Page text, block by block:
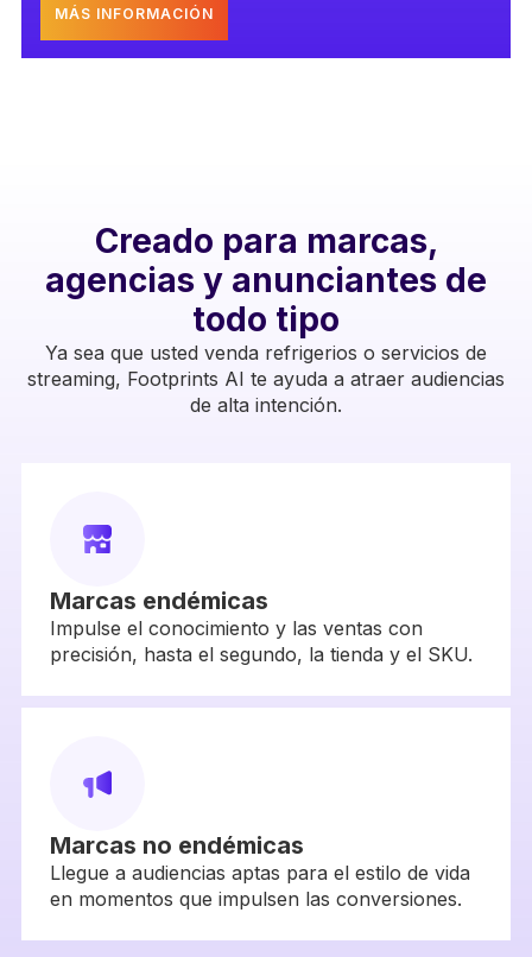
MÁS INFORMACIÓN
Creado para marcas,
agencias y anunciantes de
todo tipo
Ya sea que usted venda refrigerios o servicios de
streaming, Footprints AI te ayuda a atraer audiencias
de alta intención.
Marcas endémicas
Impulse el conocimiento y las ventas con
precisión, hasta el segundo, la tienda y el SKU.
Marcas no endémicas
Llegue a audiencias aptas para el estilo de vida
en momentos que impulsen las conversiones.